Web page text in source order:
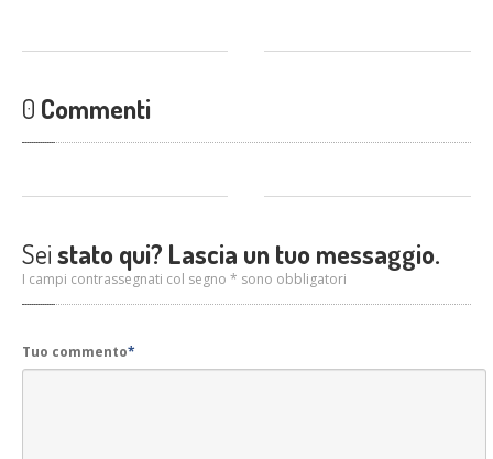
0 Commenti
Seistato qui? Lascia un tuo messaggio.
I campi contrassegnati col segno * sono obbligatori
Tuo commento*